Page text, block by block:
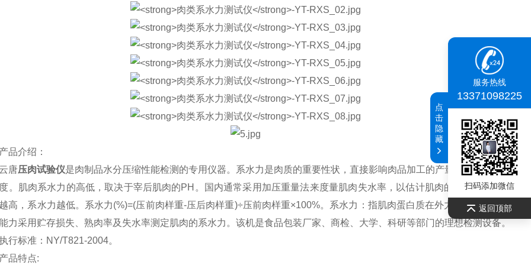
介绍：
压肉试验仪是肉制品水分压缩性能检测的专用仪器。系水力是肉质的重要性状，直接影响肉品加工的产量，也影响肌肉
。肌肉系水力的高低，取决于宰后肌肉的PH。国内通常采用加压重量法来度量肌肉失水率，以估计肌肉的系水力，即失
高，系水力越低。系水力(%)=(压前肉样重-压后肉样重)÷压前肉样重×100%。系水力：指肌肉蛋白质在外力作用下保持水
力采用贮存损失、熟肉率及失水率测定肌肉的系水力。该机是食品包装厂家、商检、大学、科研等部门的理想检测设备。
准：NY/T821-2004。
特点:
服务热线
13371098225
扫码添加微信
返回顶部
点
击
隐
藏